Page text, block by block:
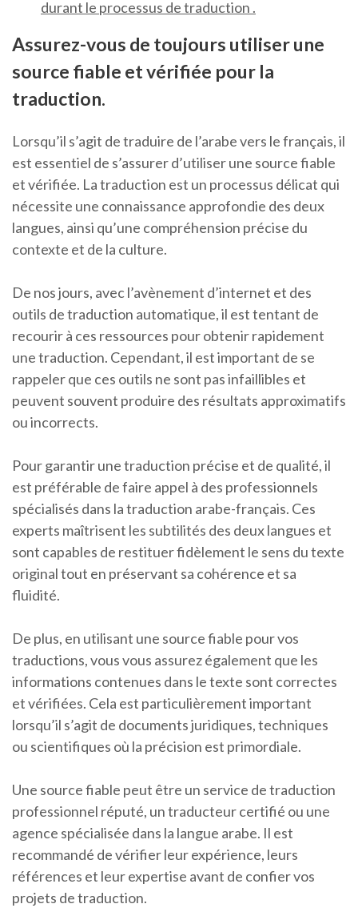
durant le processus de traduction .
Assurez-vous de toujours utiliser une
source fiable et vérifiée pour la
traduction.
Lorsqu’il s’agit de traduire de l’arabe vers le français, il
est essentiel de s’assurer d’utiliser une source fiable
et vérifiée. La traduction est un processus délicat qui
nécessite une connaissance approfondie des deux
langues, ainsi qu’une compréhension précise du
contexte et de la culture.
De nos jours, avec l’avènement d’internet et des
outils de traduction automatique, il est tentant de
recourir à ces ressources pour obtenir rapidement
une traduction. Cependant, il est important de se
rappeler que ces outils ne sont pas infaillibles et
peuvent souvent produire des résultats approximatifs
ou incorrects.
Pour garantir une traduction précise et de qualité, il
est préférable de faire appel à des professionnels
spécialisés dans la traduction arabe-français. Ces
experts maîtrisent les subtilités des deux langues et
sont capables de restituer fidèlement le sens du texte
original tout en préservant sa cohérence et sa
fluidité.
De plus, en utilisant une source fiable pour vos
traductions, vous vous assurez également que les
informations contenues dans le texte sont correctes
et vérifiées. Cela est particulièrement important
lorsqu’il s’agit de documents juridiques, techniques
ou scientifiques où la précision est primordiale.
Une source fiable peut être un service de traduction
professionnel réputé, un traducteur certifié ou une
agence spécialisée dans la langue arabe. Il est
recommandé de vérifier leur expérience, leurs
références et leur expertise avant de confier vos
projets de traduction.